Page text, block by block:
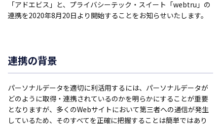
「アドエビス」と、プライバシーテック・スイート「webtru」の
連携を2020年8月20日より開始することをお知らせいたします。
連携の背景
パーソナルデータを適切に利活用するには、パーソナルデータが
どのように取得・連携されているのかを明らかにすることが重要
となりますが、多くのWebサイトにおいて第三者への通信が発生
しているため、そのすべてを正確に把握することは簡単ではあり